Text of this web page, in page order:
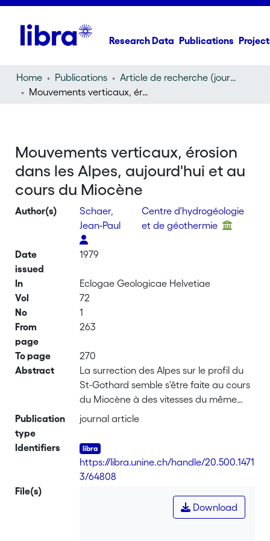
Research Data Publications
Home Publications
Article de recherche (journal article)
Mouvements verticaux, érosion dans les Alpes, aujourd'hui et au cours du Miocène
Mouvements verticaux, érosion
dans les Alpes, aujourd'hui et au
cours du Miocène
Author(s)
Schaer,
Jean-Paul
Centre d'hydrogéologie
et de géothermie
Date
issued
1979
In
Eclogae Geologicae Helvetiae
Vol
72
No
1
From
page
263
To page
270
Abstract
La surrection des Alpes sur le profil du
St-Gothard semble s'être faite au cours
du Miocène à des vitesses du même
ordre de grandeur que celles
précision. Pour l'appréciation de la
surrection miocène, on utilise les
données radiochronologiques et les
géochronologique de Berne. Même si
l'on minimise l'érosion en admettant un
Publication
type
journal article
Identifiers
https://libra.unine.ch/handle/20.500.1471
3/64808
File(s)
Download